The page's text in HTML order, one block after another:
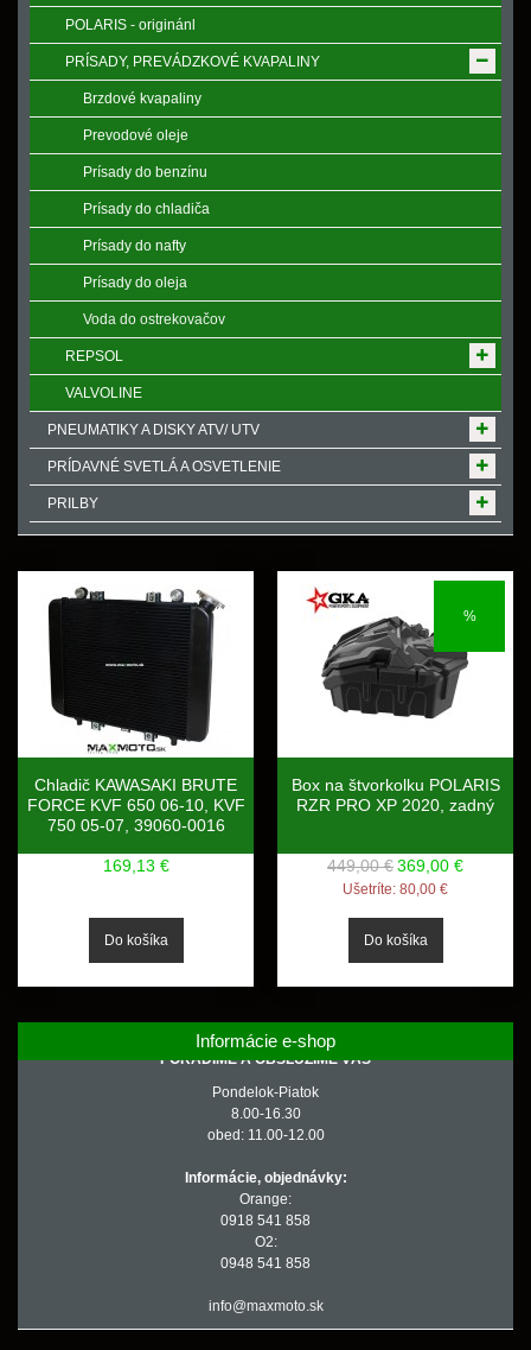
POLARIS - originánl
PRÍSADY, PREVÁDZKOVÉ KVAPALINY
Brzdové kvapaliny
Prevodové oleje
Prísady do benzínu
Prísady do chladiča
Prísady do nafty
Prísady do oleja
Voda do ostrekovačov
REPSOL
VALVOLINE
PNEUMATIKY A DISKY ATV/ UTV
PRÍDAVNÉ SVETLÁ A OSVETLENIE
PRILBY
Chladič KAWASAKI BRUTE
FORCE KVF 650 06-10, KVF
750 05-07, 39060-0016
169,13 €
%
Box na štvorkolku POLARIS
RZR PRO XP 2020, zadný
449,00 €369,00 €
Ušetríte: 80,00 €
Informácie e-shop
PORADÍME A OBSLÚŽIME VÁS
Pondelok-Piatok
8.00-16.30
obed: 11.00-12.00
Informácie, objednávky:
Orange:
0918 541 858
O2:
0948 541 858
info@maxmoto.sk